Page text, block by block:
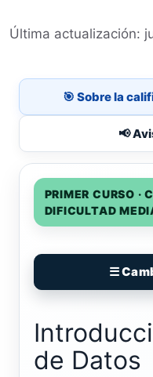
🎯 Sobre la
📢
PRIMER CURSO ·
DIFICULTAD
☰
de Datos